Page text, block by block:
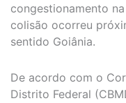
congestionamento
colisão ocorreu
sentido Goiânia.
De acordo com o
Distrito Federal